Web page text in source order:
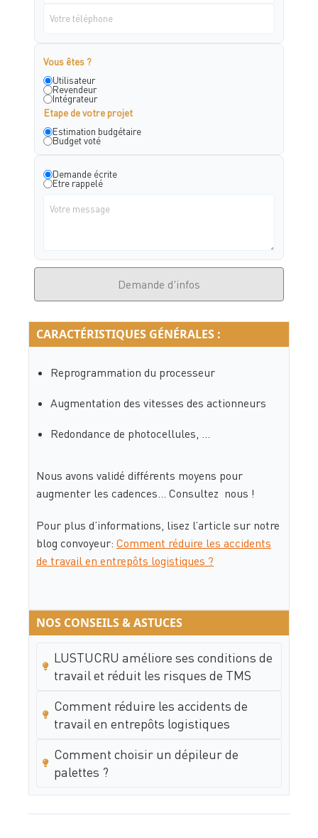
Vous êtes ?
Utilisateur
Revendeur
Intégrateur
Etape de votre projet
Estimation budgétaire
Budget voté
Demande écrite
Etre rappelé
Demande d'infos
CARACTÉRISTIQUES GÉNÉRALES :
Reprogrammation du processeur
Augmentation des vitesses des actionneurs
Redondance de photocellules, …
Nous avons validé différents moyens pour
augmenter les cadences… Consultez nous !
Pour plus d’informations, lisez l’article sur notre
blog convoyeur: Comment réduire les accidents
de travail en entrepôts logistiques ?
NOS CONSEILS & ASTUCES
LUSTUCRU améliore ses conditions de
travail et réduit les risques de TMS
Comment réduire les accidents de
travail en entrepôts logistiques
Comment choisir un dépileur de
palettes ?